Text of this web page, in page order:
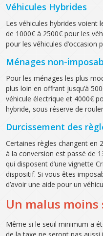
Véhicules Hybrides
Les véhicules hybrides voient
de 1000€ à 2500€ pour les
pour les véhicules d’occasion
Ménages non-
Pour les ménages les plus
plus loin en offrant jusqu’à
véhicule électrique et 4000€
hybride, sous réserve de
Durcissement des
Certaines règles changent en
à la conversion est passé de
qui disposent d’une vignette
dispositif. Si vous êtes
d’avoir une aide pour un
Un malus moins
Même si le seuil minimum a
de la taxe ne seront pas aussi